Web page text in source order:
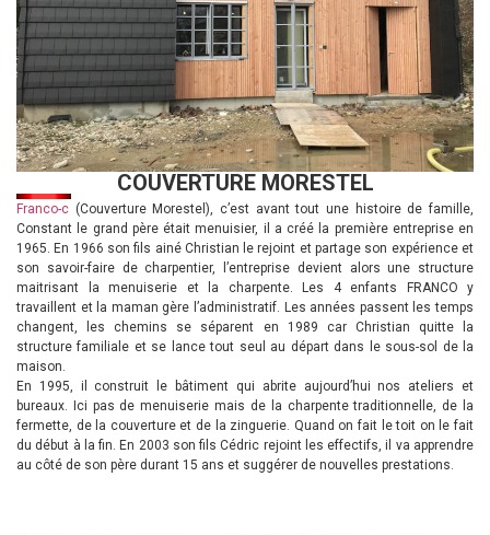
COUVERTURE MORESTEL
Franco-c (Couverture Morestel), c’est avant tout une histoire de famille,
Constant le grand père était menuisier, il a créé la première entreprise en
1965. En 1966 son fils ainé Christian le rejoint et partage son expérience et
son savoir-faire de charpentier, l’entreprise devient alors une structure
maitrisant la menuiserie et la charpente. Les 4 enfants FRANCO y
travaillent et la maman gère l’administratif. Les années passent les temps
changent, les chemins se séparent en 1989 car Christian quitte la
structure familiale et se lance tout seul au départ dans le sous-sol de la
maison.
En 1995, il construit le bâtiment qui abrite aujourd’hui nos ateliers et
bureaux. Ici pas de menuiserie mais de la charpente traditionnelle, de la
fermette, de la couverture et de la zinguerie. Quand on fait le toit on le fait
du début à la fin. En 2003 son fils Cédric rejoint les effectifs, il va apprendre
au côté de son père durant 15 ans et suggérer de nouvelles prestations.